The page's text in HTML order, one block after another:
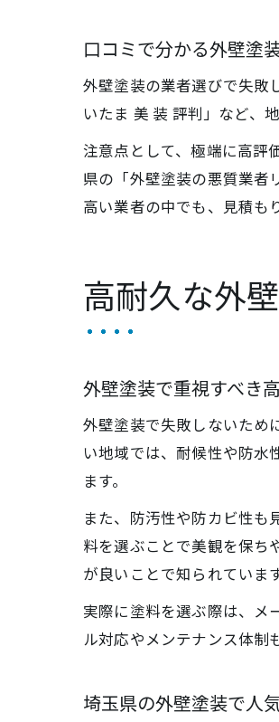
口コミで分かる外壁塗
外壁塗装の業者選びで失敗
いたま 美 装 評判」など、
注意点として、極端に高評
県の「外壁塗装の悪質業者
高い業者の中でも、見積も
高耐久な外
外壁塗装で重視すべき
外壁塗装で失敗しないため
い地域では、耐候性や防水
ます。
また、防汚性や防カビ性
料を選ぶことで美観を保ち
が良いことで知られています
実際に塗料を選ぶ際は、メ
ル対応やメンテナンス体制
埼玉県の外壁塗装で人